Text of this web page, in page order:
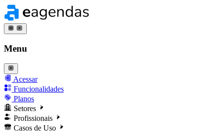
Menu
Acessar
Funcionalidades
Planos
Setores
Profissionais
Casos de Uso